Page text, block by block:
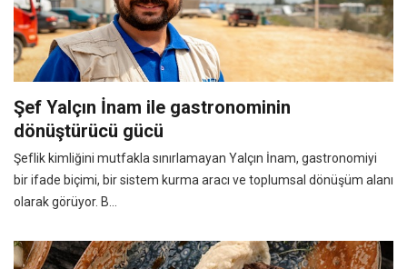
Şef Yalçın İnam ile gastronominin
dönüştürücü gücü
Şeflik kimliğini mutfakla sınırlamayan Yalçın İnam, gastronomiyi
bir ifade biçimi, bir sistem kurma aracı ve toplumsal dönüşüm alanı
olarak görüyor. B...